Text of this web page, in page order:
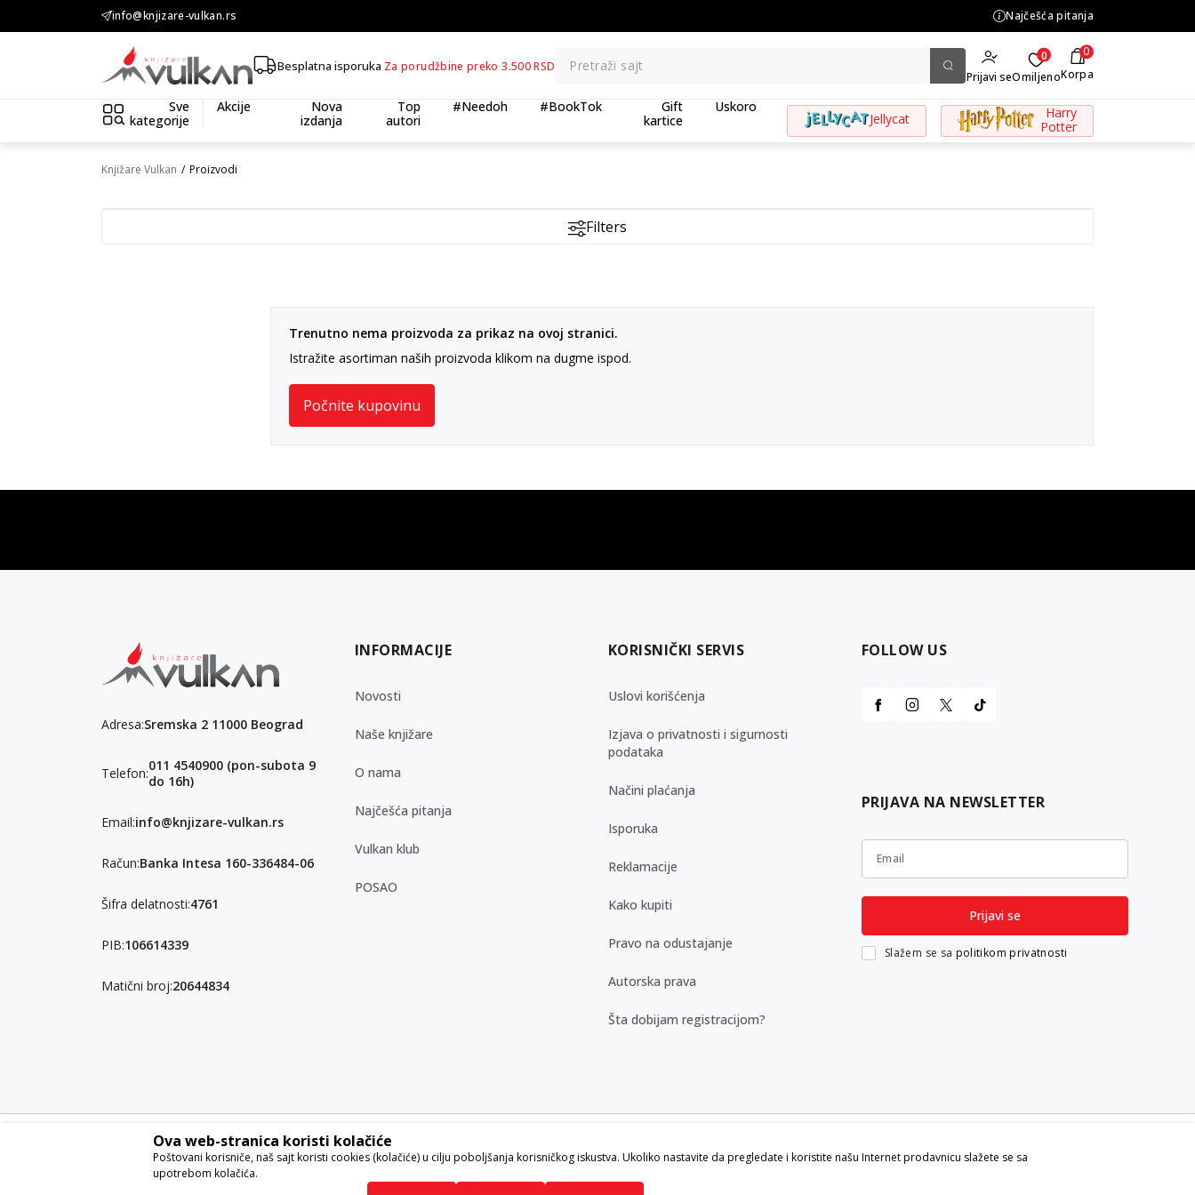
info@knjizare-vulkan.rs BESPLATNA ISPORUKA za porudžbine preko 3.500,00 din
Najčešća pitanja
Besplatna isporuka Za porudžbine preko 3.500 RSD Pretraži sajt
Prijavi se
0
Omiljeno
0
Korpa
Sve
kategorije
Akcije
Nova
izdanja
Top
autori
#Needoh #BookTok
Gift
kartice
Uskoro
Jellycat
Harry
Potter
Knjižare Vulkan Proizvodi
Filters
Trenutno nema proizvoda za prikaz na ovoj stranici.
Istražite asortiman naših proizvoda klikom na dugme ispod.
Počnite kupovinu
Adresa:Sremska 2 11000 Beograd
Telefon:011 4540900 (pon-subota 9
do 16h)
Email:info@knjizare-vulkan.rs
Račun:Banka Intesa 160-336484-06
Šifra delatnosti:4761
PIB:106614339
Matični broj:20644834
INFORMACIJE
Novosti
Naše knjižare
O nama
Najčešća pitanja
Vulkan klub
POSAO
KORISNIČKI SERVIS
Uslovi korišćenja
Izjava o privatnosti i sigurnosti
podataka
Načini plaćanja
Isporuka
Reklamacije
Kako kupiti
Pravo na odustajanje
Autorska prava
Šta dobijam registracijom?
FOLLOW US
PRIJAVA NA NEWSLETTER
Email
Prijavi se
Slažem se sa politikom privatnosti
Nastojimo da budemo što precizniji u opisu proizvoda, prikazu slika i samih cena, ali ne možemo
garantovati da su sve informacije kompletne i bez grešaka. Svi artikli prikazani na sajtu su deo naše
ponude i ne podrazumeva da su dostupni u svakom trenutku.
Ova web-stranica koristi kolačiće
Poštovani korisniče, naš sajt koristi cookies (kolačiće) u cilju poboljšanja korisničkog iskustva. Ukoliko nastavite da pregledate i koristite našu Internet prodavnicu slažete se sa
upotrebom kolačića.